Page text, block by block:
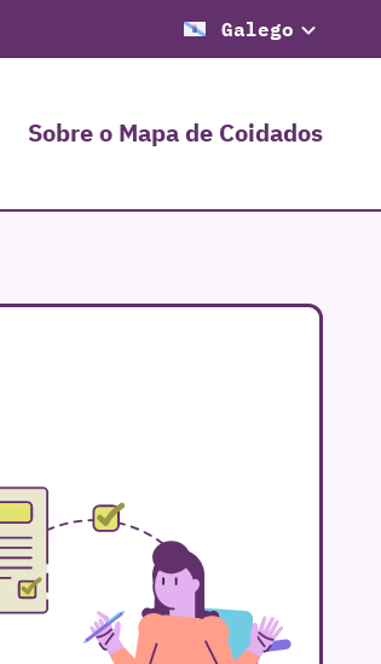
Galego
Sobre o Mapa de Coidados